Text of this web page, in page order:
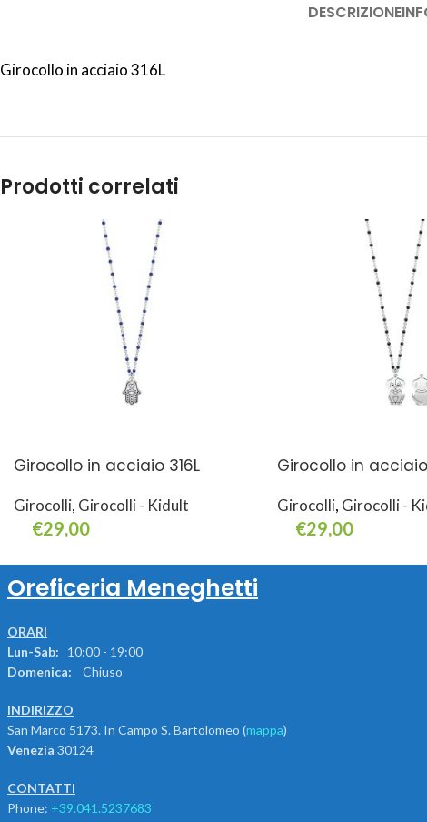
DESCRIZIONE
Girocollo in acciaio 316L
Prodotti correlati
Girocollo in acciaio 316L
Girocolli, Girocolli - Kidult
€29,00
Girocollo in acciaio
Girocolli, Girocolli -
€29,00
Oreficeria Meneghetti
ORARI
Lun-Sab: 10:00 - 19:00
Domenica:
Chiuso
INDIRIZZO
San Marco 5173. In Campo S. Bartolomeo (mappa)
Venezia 30124
CONTATTI
Phone: +39.041.5237683